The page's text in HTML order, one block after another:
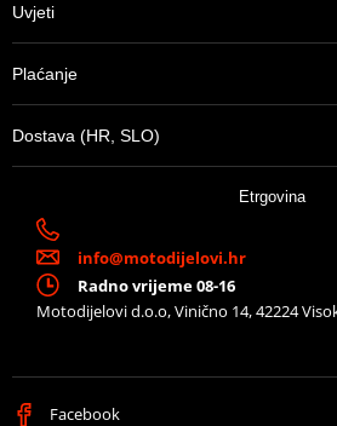
Uvjeti
Plaćanje
Dostava (HR, SLO)
Etrgovina
info@motodijelovi.hr
Radno vrijeme 08-16
Motodijelovi d.o.o, Vinično 14, 42224
Facebook